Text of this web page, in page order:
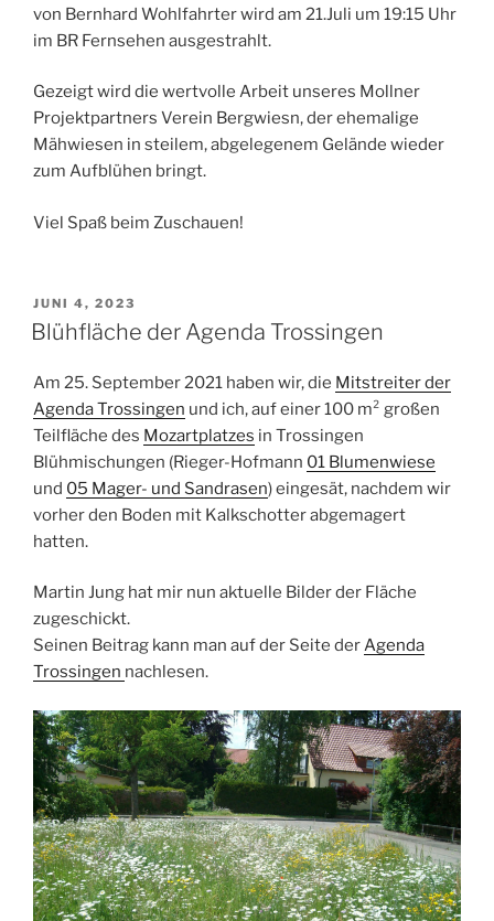
von Bernhard Wohlfahrter wird am 21.Juli um 19:15 Uhr
im BR Fernsehen ausgestrahlt.
Gezeigt wird die wertvolle Arbeit unseres Mollner
Projektpartners Verein Bergwiesn, der ehemalige
Mähwiesen in steilem, abgelegenem Gelände wieder
zum Aufblühen bringt.
Viel Spaß beim Zuschauen!
VERÖFFENTLICHT
AM
JUNI 4, 2023
Blühfläche der Agenda Trossingen
Am 25. September 2021 haben wir, die Mitstreiter der
Agenda Trossingen und ich, auf einer 100 m² großen
Teilfläche des Mozartplatzes in Trossingen
Blühmischungen (Rieger-Hofmann 01 Blumenwiese
und 05 Mager- und Sandrasen) eingesät, nachdem wir
vorher den Boden mit Kalkschotter abgemagert
hatten.
Martin Jung hat mir nun aktuelle Bilder der Fläche
zugeschickt.
Seinen Beitrag kann man auf der Seite derAgenda
Trossingen nachlesen.